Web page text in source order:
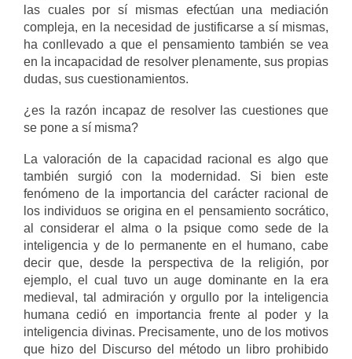
las cuales por sí mismas efectúan una mediación
compleja, en la necesidad de justificarse a sí mismas,
ha conllevado a que el pensamiento también se vea
en la incapacidad de resolver plenamente, sus propias
dudas, sus cuestionamientos.
¿es la razón incapaz de resolver las cuestiones que
se pone a sí misma?
La valoración de la capacidad racional es algo que
también surgió con la modernidad. Si bien este
fenómeno de la importancia del carácter racional de
los individuos se origina en el pensamiento socrático,
al considerar el alma o la psique como sede de la
inteligencia y de lo permanente en el humano, cabe
decir que, desde la perspectiva de la religión, por
ejemplo, el cual tuvo un auge dominante en la era
medieval, tal admiración y orgullo por la inteligencia
humana cedió en importancia frente al poder y la
inteligencia divinas. Precisamente, uno de los motivos
que hizo del Discurso del método un libro prohibido